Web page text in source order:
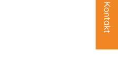
Kontakt